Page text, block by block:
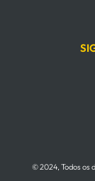
© 2024, Todos os